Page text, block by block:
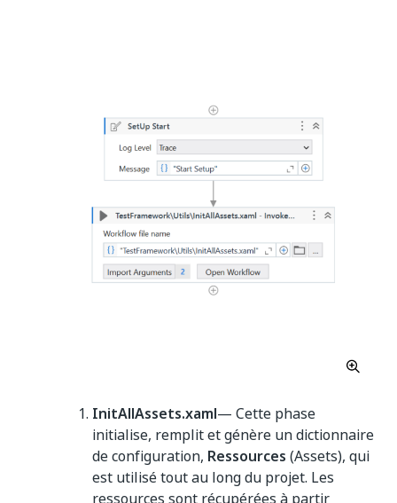
InitAllAssets.xaml— Cette phase
initialise, remplit et génère un dictionnaire
de configuration, Ressources (Assets), qui
est utilisé tout au long du projet. Les
ressources sont récupérées à partir